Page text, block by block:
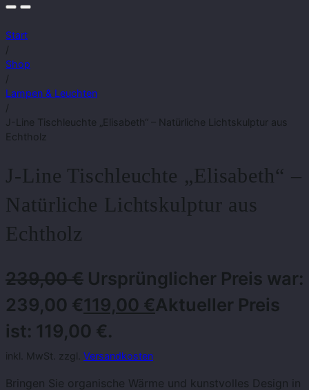
Start
/
Shop
/
Lampen & Leuchten
/
J-Line Tischleuchte „Elisabeth“ – Natürliche Lichtskulptur aus
Echtholz
J-Line Tischleuchte „Elisabeth“ –
Natürliche Lichtskulptur aus
Echtholz
239,00€ Ursprünglicher Preis war:
239,00 €119,00 €Aktueller Preis
ist: 119,00 €.
inkl. MwSt. zzgl. Versandkosten
Bringen Sie organische Wärme und kunstvolles Design in